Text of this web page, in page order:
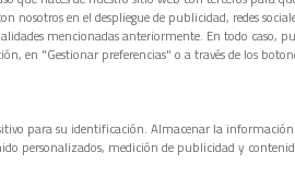
nosotros en el despliegue de publicidad, redes
mencionadas anteriormente. En todo caso,
en "Gestionar preferencias" o a través de los
para su identificación. Almacenar la
personalizados, medición de publicidad y